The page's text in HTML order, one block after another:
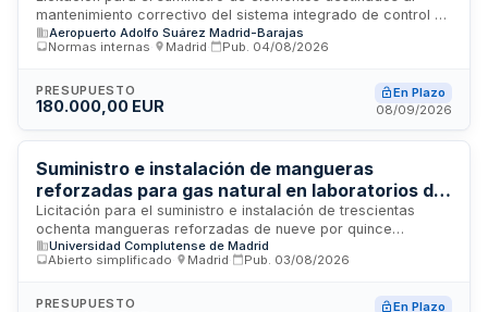
Barajas
mantenimiento correctivo del sistema integrado de control de
acceso del Aeropuerto Adolfo Suárez Madrid-Barajas. La
empresa adjudicataria deberá proporcionar componentes
equipamiento instalado, contando con certificado de
homologación del fabricante Dorlet. Se requiere experiencia
sistemas de control de acceso, así como solvencia
económica y financiera mínima del veinte por ciento del valor
anual medio estimado del contrato.
Aeropuerto Adolfo Suárez Madrid-Barajas
Normas internas
Madrid Pub. 04/08/2026
PRESUPUESTO
180.000,00 EUR
En Plazo
08/09/2026
Suministro e instalación de mangueras
reforzadas para gas natural en laboratorios de
la Universidad Complutense de Madrid
Licitación para el suministro e instalación de trescientas
ochenta mangueras reforzadas de nueve por quince
milímetros de diámetro, destinadas a conducir gas natural y
conectar llaves de red con mecheros bunsen en los
incluyen garantía de cinco años conforme a la normativa
Universidad Complutense de Madrid
Abierto simplificado
Madrid Pub. 03/08/2026
PRESUPUESTO
En Plazo